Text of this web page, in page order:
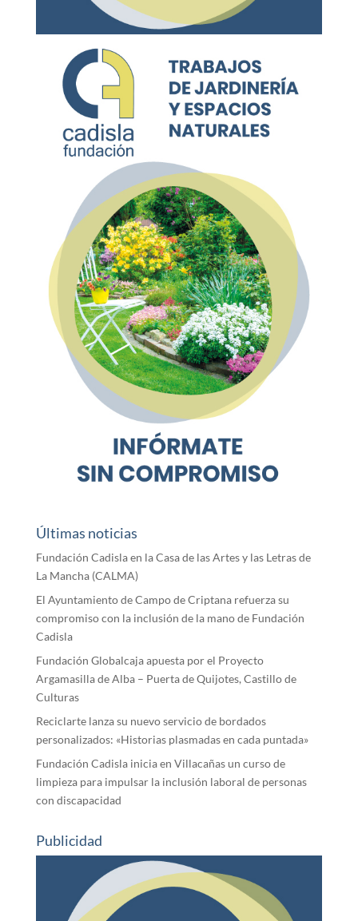
Últimas noticias
Fundación Cadisla en la Casa de las Artes y las Letras de
La Mancha (CALMA)
El Ayuntamiento de Campo de Criptana refuerza su
compromiso con la inclusión de la mano de Fundación
Cadisla
Fundación Globalcaja apuesta por el Proyecto
Argamasilla de Alba – Puerta de Quijotes, Castillo de
Culturas
Reciclarte lanza su nuevo servicio de bordados
personalizados: «Historias plasmadas en cada puntada»
Fundación Cadisla inicia en Villacañas un curso de
limpieza para impulsar la inclusión laboral de personas
con discapacidad
Publicidad